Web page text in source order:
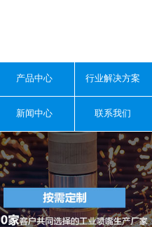
产品中心 行业解决方案
新闻中心 联系我们